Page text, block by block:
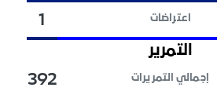
اعتراضات
1
التمرير
إجمالي التمريرات
392